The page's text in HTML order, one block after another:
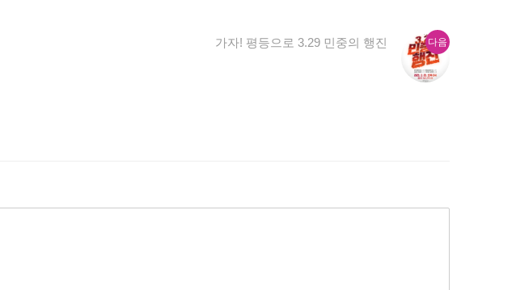
다음 다
가자! 평등으로 3.29 민중의 행진